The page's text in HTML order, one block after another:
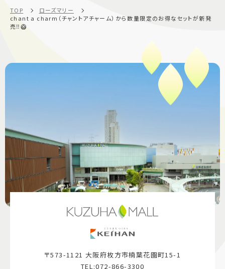
TOP
ローズマリー
chant a charm（チャントアチャーム）から数量限定のお得なセットが新発
売‼️🥝
〒573-1121 大阪府枚方市楠葉花園町15-1
TEL:072-866-3300